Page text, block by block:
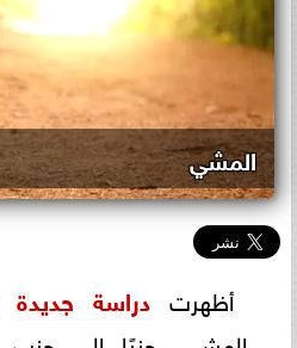
المشي
أظهرت دراسة جديدة